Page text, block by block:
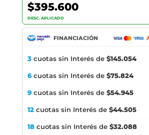
$395.600
DESC. APLICADO
FINANCIACIÓN
3 cuotas sin Interés de $145.054
6cuotas sin Interés de $75.824
9 cuotas sin Interés de $54.945
12 cuotas sin Interés de $44.505
18 cuotas sin Interés de $32.088